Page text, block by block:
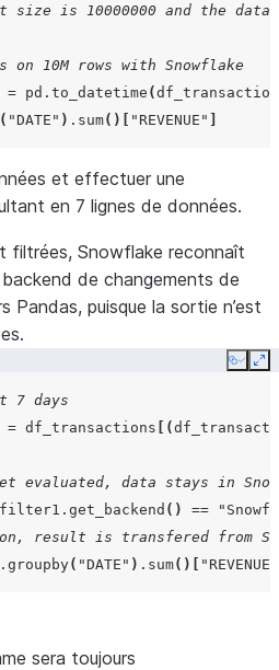
size is 10000000 and the
on 10M rows with Snowflake
= pd . to_datetime (
( "DATE" ) . sum()[ "REVENUE"
et effectuer une
en 7 lignes de données.
filtrées, Snowflake reconnaît
de changements de
Pandas, puisque la sortie n’est
Copy
7 days
= df_transactions [(
data stays in
. get_backend () ==
result is transfered from
. groupby( "DATE" ) . sum()[ "REVENUE"
sera toujours